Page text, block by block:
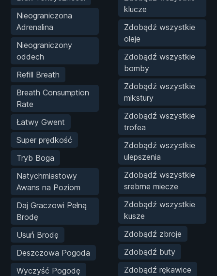
Nieograniczona
Adrenalina
Nieograniczony
oddech
Refill Breath
Breath Consumption
Rate
Łatwy Gwent
Super prędkość
Tryb Boga
Natychmiastowy
Awans na Poziom
Daj Graczowi Pełną
Brodę
Usuń Brodę
Deszczowa Pogoda
Wyczyść Pogodę
klucze
Zdobądź wszystkie
oleje
Zdobądź wszystkie
bomby
Zdobądź wszystkie
mikstury
Zdobądź wszystkie
trofea
Zdobądź wszystkie
ulepszenia
Zdobądź wszystkie
srebrne miecze
Zdobądź wszystkie
kusze
Zdobądź zbroje
Zdobądź buty
Zdobądź rękawice